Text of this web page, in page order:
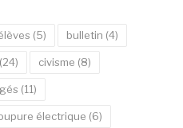
(5) bulletin (4)
(24) civisme (8)
(11)
électrique (6)